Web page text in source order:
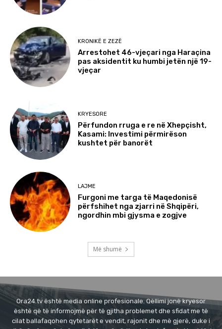
KRONIKË E ZEZË
Arrestohet 46-vjeçari nga Haraçina
pas aksidentit ku humbi jetën një 19-
vjeçar
KRYESORE
Përfundon rruga e re në Xhepçisht,
Kasami: Investimi përmirëson
kushtet për banorët
LAJME
Furgoni me targa të Maqedonisë
përfshihet nga zjarri në Shqipëri,
ngordhin mbi gjysma e zogjve
Më shumë
Ora24.tv është media online profesionale. Qëllimi jonë kryesor
është që të informojmë për të gjitha problemet dhe sfidat me të
cilat ballafaqohen qytetarët e vendit, rajonit dhe më gjerë, duke i